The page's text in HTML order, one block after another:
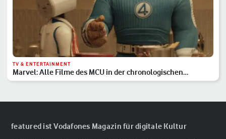
TV & ENTERTAINMENT
Marvel: Alle Filme des MCU in der chronologischen
Reihenfolge
featured ist Vodafones Magazin für digitale Kultur